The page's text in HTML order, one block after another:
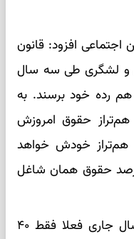
افزود: قانون
و لشگری طی سه سال
هم رده خود برسند. به
حقوق امروزش
هم‌تراز خودش خواهد
حقوق روز او منطبق با ۹۰ درصد حقوق همان شاغل
حیدری ادامه داد: از آنجا که در سال جاری فعلا فقط ۴۰